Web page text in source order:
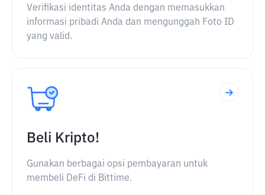
Verifikasi identitas Anda dengan memasukkan
informasi pribadi Anda dan mengunggah Foto ID
yang valid.
Beli Kripto!
Gunakan berbagai opsi pembayaran untuk
membeli DeFi di Bittime.